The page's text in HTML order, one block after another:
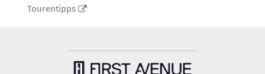
Tourentipps